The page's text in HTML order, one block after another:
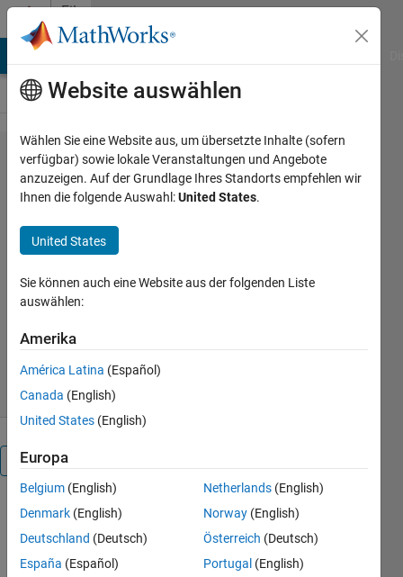
Weiter zum Inhalt
File
Exchange
rgb2hex
and
Convert colors between rgb
Chad Greene
9,8K Downloads
20. Mai 2019
Überblick
Simply
between hex
color values
Website auswählen
Wählen Sie eine Website aus, um übersetzte Inhalte (sofern
verfügbar) sowie lokale Veranstaltungen und Angebote
anzuzeigen. Auf der Grundlage Ihres Standorts empfehlen wir
Ihnen die folgende Auswahl:United States.
United States
Sie können auch eine Website aus der folgenden Liste
auswählen:
Amerika
América Latina (Español)
Canada (English)
United States (English)
Europa
Belgium (English)
Denmark (English)
Deutschland (Deutsch)
España (Español)
Netherlands (English)
Norway (English)
Österreich (Deutsch)
Portugal (English)